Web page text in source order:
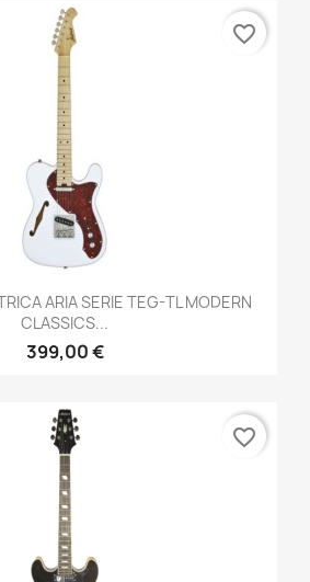
ARIA SERIE TEG-TL MODERN
CLASSICS...
399,00 €
favorite_border
favorite_border